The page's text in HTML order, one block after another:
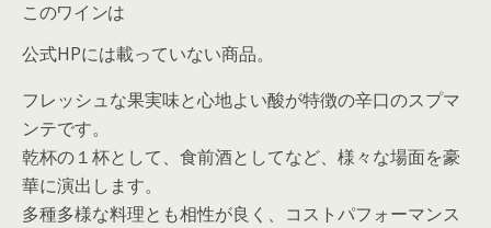
このワインは
公式HPには載っていない商品。
フレッシュな果実味と心地よい酸が特徴の辛口のスプマ
ンテです。
乾杯の１杯として、食前酒としてなど、様々な場面を豪
華に演出します。
多種多様な料理とも相性が良く、コストパフォーマンス